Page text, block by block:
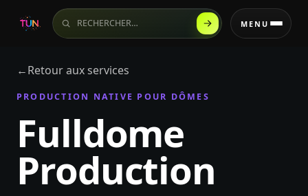
Rechercher sur le site MENU
←Retour aux services
PRODUCTION NATIVE POUR DÔMES
Fulldome
Production